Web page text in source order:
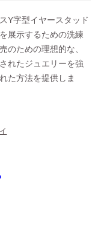
Y字型イヤースタッド
展示するための洗練
のための理想的な、
れたジュエリーを強
た方法を提供しま